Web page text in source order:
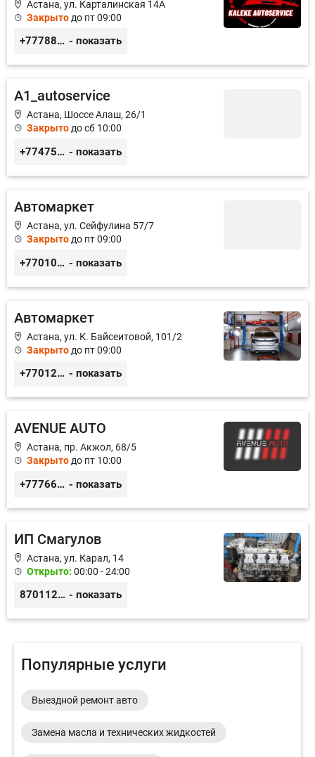
Астана, ул. Карталинская 14А
Закрыто до пт 09:00
+77788424140 - показать
A1_autoservice
Астана, Шоссе Алаш, 26/1
Закрытодо сб 10:00
+77475551113 - показать
Автомаркет
Астана, ул. Сейфулина 57/7
Закрыто до пт 09:00
+77010626565 - показать
Автомаркет
Астана, ул. К. Байсеитовой, 101/2
Закрыто до пт 09:00
+77012976565 - показать
AVENUE AUTO
Астана, пр. Акжол, 68/5
Закрыто до пт 10:00
+77766857788 - показать
ИП Смагулов
Астана, ул. Карал, 14
Открыто: 00:00 - 24:00
87011245925 - показать
Популярные услуги
Выездной ремонт авто
Замена масла и технических жидкостей